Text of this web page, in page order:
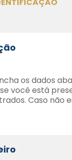
os dados
você está
Caso não